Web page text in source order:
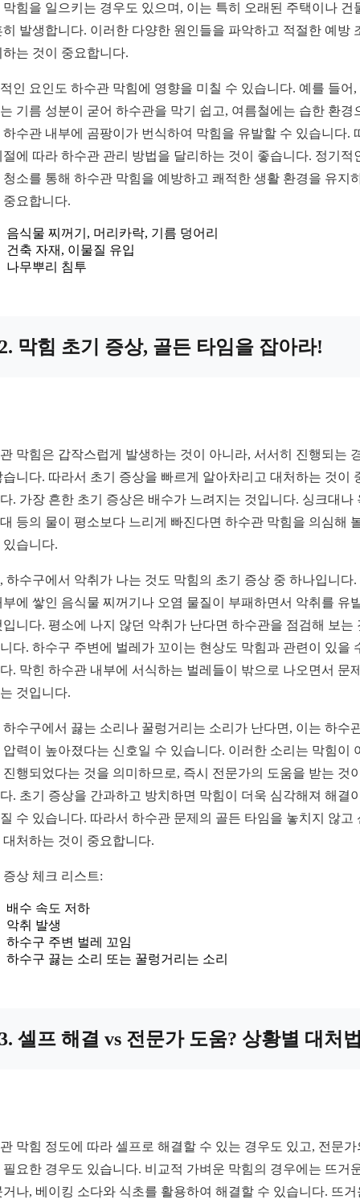
막힘을 일으키는 경우도 있으며, 이는 특히 오래된 주택이나 건
히 발생합니다. 이러한 다양한 원인들을 파악하고 적절한 예방
하는 것이 중요합니다.
인 요인도 하수관 막힘에 영향을 미칠 수 있습니다. 예를 들어,
기름 성분이 굳어 하수관을 막기 쉽고, 여름철에는 습한 환경
하수관 내부에 곰팡이가 번식하여 막힘을 유발할 수 있습니다.
절에 따라 하수관 관리 방법을 달리하는 것이 좋습니다. 정기적
청소를 통해 하수관 막힘을 예방하고 쾌적한 생활 환경을 유지
중요합니다.
음식물 찌꺼기, 머리카락, 기름 덩어리
건축 자재, 이물질 유입
나무뿌리 침투
막힘 초기 증상, 골든 타임을 잡아라!
막힘은 갑작스럽게 발생하는 것이 아니라, 서서히 진행되는
습니다. 따라서 초기 증상을 빠르게 알아차리고 대처하는 것이
. 가장 흔한 초기 증상은 배수가 느려지는 것입니다. 싱크대나
등의 물이 평소보다 느리게 빠진다면 하수관 막힘을 의심해
있습니다.
하수구에서 악취가 나는 것도 막힘의 초기 증상 중 하나입니다.
부에 쌓인 음식물 찌꺼기나 오염 물질이 부패하면서 악취를 유
입니다. 평소에 나지 않던 악취가 난다면 하수관을 점검해 보는
다. 하수구 주변에 벌레가 꼬이는 현상도 막힘과 관련이 있을
. 막힌 하수관 내부에 서식하는 벌레들이 밖으로 나오면서 문
것입니다.
하수구에서 끓는 소리나 꿀렁거리는 소리가 난다면, 이는 하수
압력이 높아졌다는 신호일 수 있습니다. 이러한 소리는 막힘이
진행되었다는 것을 의미하므로, 즉시 전문가의 도움을 받는 것
. 초기 증상을 간과하고 방치하면 막힘이 더욱 심각해져 해결
수 있습니다. 따라서 하수관 문제의 골든 타임을 놓치지 않고
대처하는 것이 중요합니다.
증상 체크 리스트:
배수 속도 저하
악취 발생
하수구 주변 벌레 꼬임
하수구 끓는 소리 또는 꿀렁거리는 소리
셀프 해결 vs 전문가 도움? 상황별 대처
막힘 정도에 따라 셀프로 해결할 수 있는 경우도 있고, 전문가
필요한 경우도 있습니다. 비교적 가벼운 막힘의 경우에는 뜨거
거나, 베이킹 소다와 식초를 활용하여 해결할 수 있습니다. 뜨거